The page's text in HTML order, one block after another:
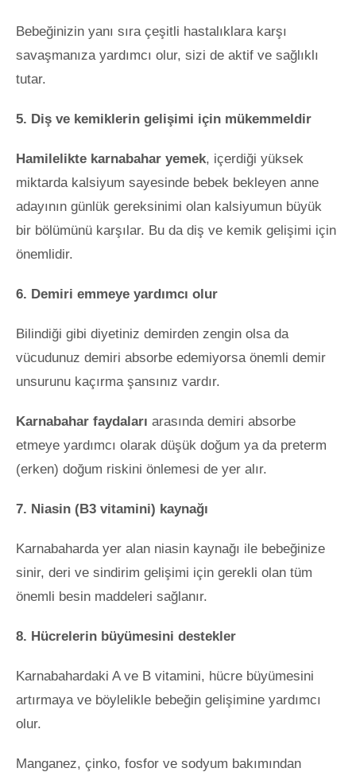
Bebeğinizin yanı sıra çeşitli hastalıklara karşı
savaşmanıza yardımcı olur, sizi de aktif ve sağlıklı
tutar.
5. Diş ve kemiklerin gelişimi için mükemmeldir
Hamilelikte karnabahar yemek, içerdiği yüksek
miktarda kalsiyum sayesinde bebek bekleyen anne
adayının günlük gereksinimi olan kalsiyumun büyük
bir bölümünü karşılar. Bu da diş ve kemik gelişimi için
önemlidir.
6. Demiri emmeye yardımcı olur
Bilindiği gibi diyetiniz demirden zengin olsa da
vücudunuz demiri absorbe edemiyorsa önemli demir
unsurunu kaçırma şansınız vardır.
Karnabahar faydaları arasında demiri absorbe
etmeye yardımcı olarak düşük doğum ya da preterm
(erken) doğum riskini önlemesi de yer alır.
7. Niasin (B3 vitamini) kaynağı
Karnabaharda yer alan niasin kaynağı ile bebeğinize
sinir, deri ve sindirim gelişimi için gerekli olan tüm
önemli besin maddeleri sağlanır.
8. Hücrelerin büyümesini destekler
Karnabahardaki A ve B vitamini, hücre büyümesini
artırmaya ve böylelikle bebeğin gelişimine yardımcı
olur.
Manganez, çinko, fosfor ve sodyum bakımından